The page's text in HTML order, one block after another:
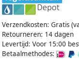
Verzendkosten: Gratis
Retourneren: 14 dagen
Levertijd: Voor 15:00
Betaalmethodes: